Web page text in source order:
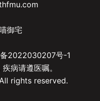
御宅
2022030207号-1
病请遵医嘱。
rights reserved.